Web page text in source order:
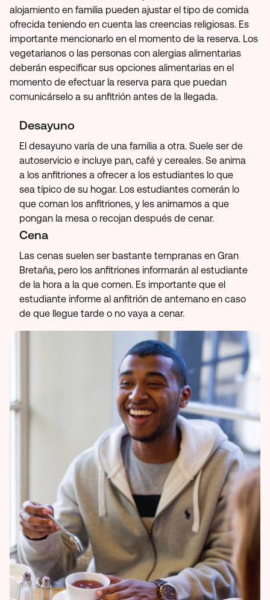
alojamiento en familia pueden ajustar el tipo de comida
ofrecida teniendo en cuenta las creencias religiosas. Es
importante mencionarlo en el momento de la reserva. Los
vegetarianos o las personas con alergias alimentarias
deberán especificar sus opciones alimentarias en el
momento de efectuar la reserva para que puedan
comunicárselo a su anfitrión antes de la llegada.
Desayuno
El desayuno varía de una familia a otra. Suele ser de
autoservicio e incluye pan, café y cereales. Se anima
a los anfitriones a ofrecer a los estudiantes lo que
sea típico de su hogar. Los estudiantes comerán lo
que coman los anfitriones, y les animamos a que
pongan la mesa o recojan después de cenar.
Cena
Las cenas suelen ser bastante tempranas en Gran
Bretaña, pero los anfitriones informarán al estudiante
de la hora a la que comen. Es importante que el
estudiante informe al anfitrión de antemano en caso
de que llegue tarde o no vaya a cenar.